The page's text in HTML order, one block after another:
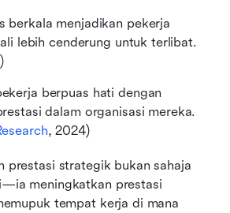
berkala menjadikan pekerja
lebih cenderung untuk terlibat.
berpuas hati dengan
dalam organisasi mereka.
, 2024)
prestasi strategik bukan sahaja
meningkatkan prestasi
tempat kerja di mana